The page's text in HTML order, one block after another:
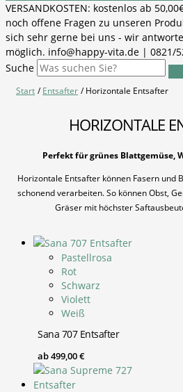
VERSANDKOSTEN: kostenlos ab
noch offene Fragen zu unseren
sich sehr gerne bei uns - wir
möglich. info@happy-vita.de | 0821/
Suche
Start Entsafter Horizontale Entsafter
HORIZONTALE
Perfekt für grünes Blattgemüse,
Horizontale Entsafter können Fasern und
schonend verarbeiten. So können Obst,
Gräser mit höchster
Pastellrosa
Rot
Schwarz
Violett
Weiß
Sana 707 Entsafter
ab499,00€